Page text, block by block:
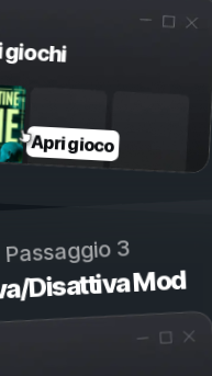
giochi
Apri gioco
Passaggio 3
Disattiva Mod